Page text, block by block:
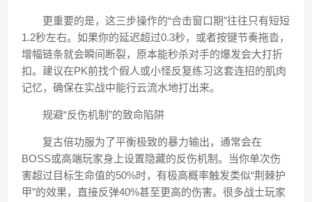
更重要的是，这三步操作的“合击窗口期”往往只有短短
1.2秒左右。如果你的延迟超过0.3秒，或者按键节奏拖沓，
增幅链条就会瞬间断裂，原本能秒杀对手的爆发会大打折
扣。建议在PK前找个假人或小怪反复练习这套连招的肌肉
记忆，确保在实战中能行云流水地打出来。
规避“反伤机制”的致命陷阱
复古倍功服为了平衡极致的暴力输出，通常会在
BOSS或高端玩家身上设置隐藏的反伤机制。当你单次伤
害超过目标生命值的50%时，有极高概率触发类似“荆棘护
甲”的效果，直接反弹40%甚至更高的伤害。很多战士玩家